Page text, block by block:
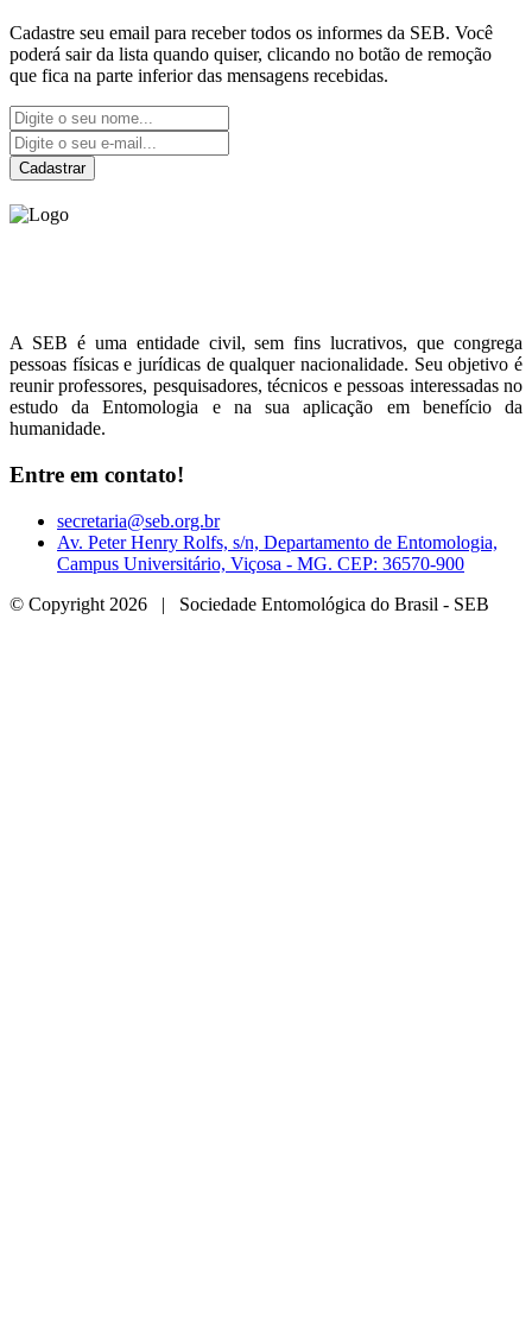
Cadastre seu email para receber todos os informes da SEB. Você
poderá sair da lista quando quiser, clicando no botão de remoção
que fica na parte inferior das mensagens recebidas.
Cadastrar
A SEB é uma entidade civil, sem fins lucrativos, que congrega
pessoas físicas e jurídicas de qualquer nacionalidade. Seu objetivo é
reunir professores, pesquisadores, técnicos e pessoas interessadas no
estudo da Entomologia e na sua aplicação em benefício da
humanidade.
Entre em contato!
secretaria@seb.org.br
Av. Peter Henry Rolfs, s/n, Departamento de Entomologia,
Campus Universitário, Viçosa - MG. CEP: 36570-900
© Copyright 2026 | Sociedade Entomológica do Brasil - SEB